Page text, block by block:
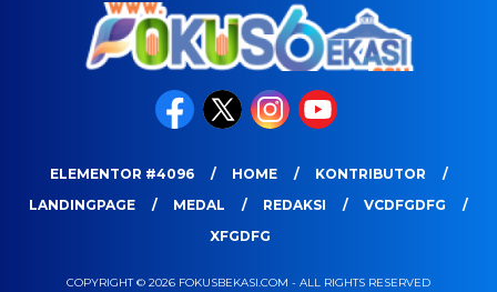
ELEMENTOR #4096 HOME
KONTRIBUTOR
LANDINGPAGE
MEDAL REDAKSI
VCDFGDFG
XFGDFG
COPYRIGHT © 2026 FOKUSBEKASI.COM - ALL RIGHTS RESERVED